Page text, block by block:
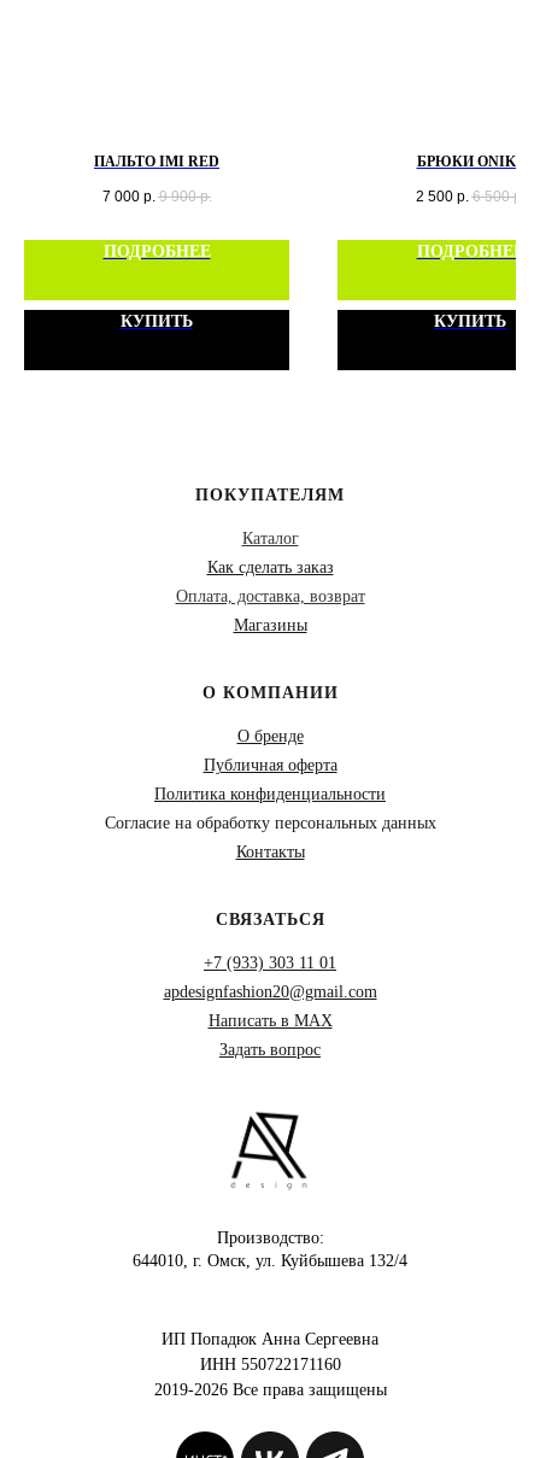
ПАЛЬТО IMI RED
7 000 р. 9 900 р.
ПОДРОБНЕЕ
КУПИТЬ
БРЮКИ ONIKS
2 500 р. 6 500 р.
ПОДРОБНЕЕ
КУПИТЬ
ПОКУПАТЕЛЯМ
Каталог
Как сделать заказ
Оплата, доставка, возврат
Магазины
О КОМПАНИИ
О бренде
Публичная оферта
Политика конфиденциальности
Согласие на обработку персональных данных
Контакты
СВЯЗАТЬСЯ
+7 (933) 303 11 01
apdesignfashion20@gmail.com
Написать в MAX
Задать вопрос
Производство:
644010, г. Омск, ул. Куйбышева 132/4
ИП Попадюк Анна Сергеевна
ИНН 550722171160
2019-2026 Все права защищены